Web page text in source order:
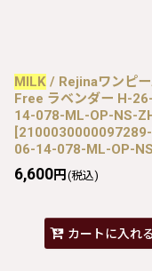
MILK / Rejinaワンピー
Free ラベンダー H-
14-078-ML-OP-NS-
[
06-14-078-ML-OP-
6,600円 (税込)
カートに入れる